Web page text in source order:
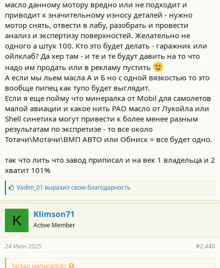
масло данному мотору вредно или не подходит и
приводит к значительному износу деталей - нужно
мотор снять, отвести в лабу, разобрать и провести
анализ и экспертизу поверхностей. Желательно не
одного а штук 100. Кто это будет делать - гаражник или
ойлклаб? Да хер там - и те и те будут давить на то что
надо им продать или в рекламу пустить
А если мы льем масла А и Б но с одной вязкостью то это
вообще пипец как тупо будет выглядит.
Если я еще пойму что минералка от Mobil для самолетов
малой авиации и какое нить PAO масло от Лукойла или
Shell синетика могут привести к более менее разным
результатам по экспретизе - то все около
Тотачи\Мотачи\ВМП АВТО или Обниск = все будет одно.
так что лить что завод приписал и на век 1 владельца и 2
хватит 101%
Б
л
а
г
о
д
а
н
о
с
Vadim_01 выразил свою благодарность
K Klimson71
Active Member
24 Июн 2025 #2.440
Tarzan написал(а):